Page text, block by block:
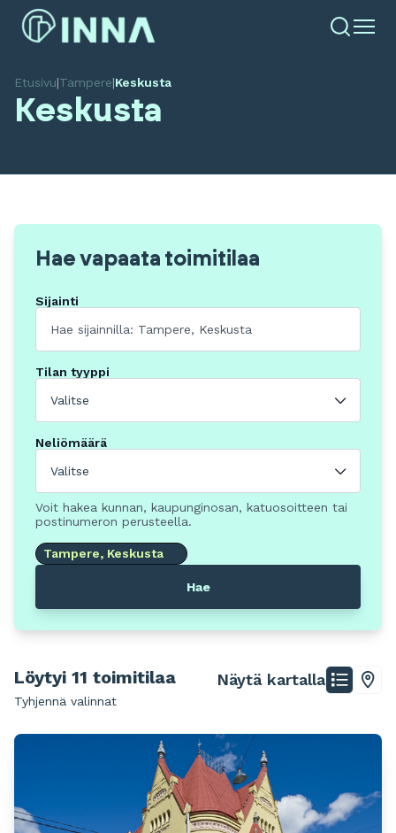
Etusivu|Tampere|Keskusta
Keskusta
Hae vapaata toimitilaa
Sijainti
Tilan tyyppi
Valitse
Neliömäärä
Valitse
Voit hakea kunnan, kaupunginosan, katuosoitteen tai
postinumeron perusteella.
Tampere, Keskusta
Hae
Löytyi 11 toimitilaa
Tyhjennä valinnat
Näytä kartalla